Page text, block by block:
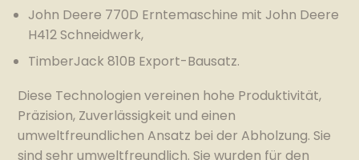
John Deere 770D Erntemaschine mit John Deere
H412 Schneidwerk,
TimberJack 810B Export-Bausatz.
Diese Technologien vereinen hohe Produktivität,
Präzision, Zuverlässigkeit und einen
umweltfreundlichen Ansatz bei der Abholzung. Sie
sind sehr umweltfreundlich. Sie wurden für den